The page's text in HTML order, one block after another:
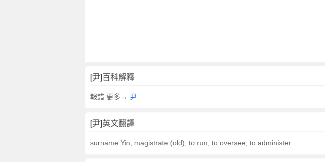
[尹]百科解釋
報錯 更多→ 尹
[尹]英文翻譯
surname Yin; magistrate (old); to run; to oversee; to administer